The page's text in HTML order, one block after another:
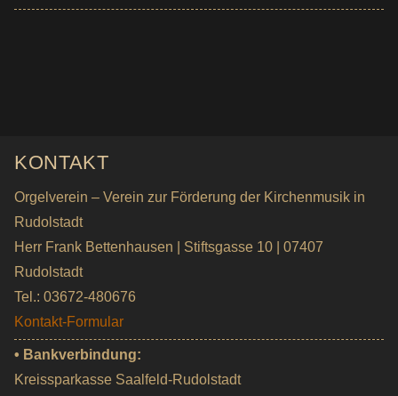
KONTAKT
Orgelverein – Verein zur Förderung der Kirchenmusik in
Rudolstadt
Herr Frank Bettenhausen | Stiftsgasse 10 | 07407
Rudolstadt
Tel.: 03672-480676
Kontakt-Formular
• Bankverbindung:
Kreissparkasse Saalfeld-Rudolstadt